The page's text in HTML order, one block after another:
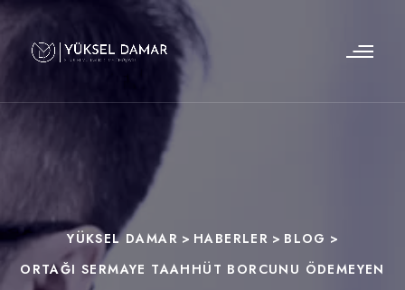
YÜKSEL DAMAR > HABERLER > BLOG >
ORTAĞI SERMAYE TAAHHÜT BORCUNU ÖDEMEYEN